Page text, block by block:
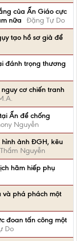
của Ấn Giáo cực
nữa
Đặng Tự Do
tạo hồ sơ giả để
đánh trọng thương
cơ chiến tranh
Ấn để chống
Nguyễn
hình ảnh ĐGH, kêu
Nguyễn
hãm hiếp phụ
phá phách một
đoan tấn công một
Do